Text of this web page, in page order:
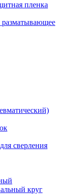
пленка
разматывающее
сверления
круг